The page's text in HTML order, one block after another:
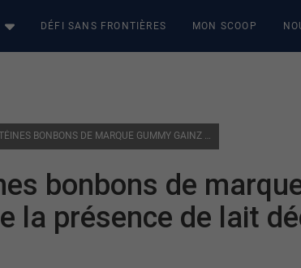
DÉFI SANS FRONTIÈRES MON SCOOP
RAPPEL DE PROTÉINES BONBONS DE MARQUE GUMMY GAINZ EN RAISON DE LA PRÉSENCE DE LAIT DÉCLARÉE INCORRECTEMENT
bonbons de
la présence de lait